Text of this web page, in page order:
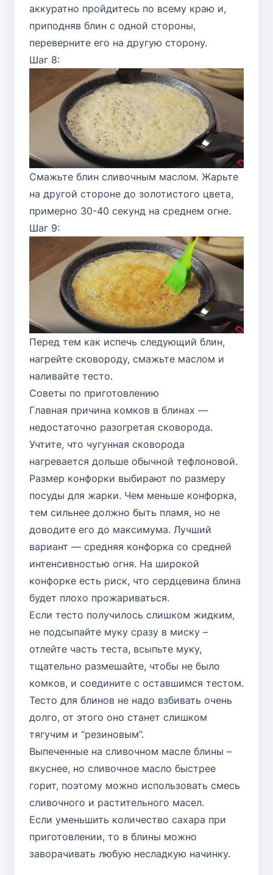
аккуратно пройдитесь по всему краю и,
приподняв блин с одной стороны,
переверните его на другую сторону.
Шаг 8:
Смажьте блин сливочным маслом. Жарьте
на другой стороне до золотистого цвета,
примерно 30-40 секунд на среднем огне.
Шаг 9:
Перед тем как испечь следующий блин,
нагрейте сковороду, смажьте маслом и
наливайте тесто.
Советы по приготовлению
Главная причина комков в блинах —
недостаточно разогретая сковорода.
Учтите, что чугунная сковорода
нагревается дольше обычной тефлоновой.
Размер конфорки выбирают по размеру
посуды для жарки. Чем меньше конфорка,
тем сильнее должно быть пламя, но не
доводите его до максимума. Лучший
вариант — средняя конфорка со средней
интенсивностью огня. На широкой
конфорке есть риск, что сердцевина блина
будет плохо прожариваться.
Если тесто получилось слишком жидким,
не подсыпайте муку сразу в миску –
отлейте часть теста, всыпьте муку,
тщательно размешайте, чтобы не было
комков, и соедините с оставшимся тестом.
Тесто для блинов не надо взбивать очень
долго, от этого оно станет слишком
тягучим и “резиновым”.
Выпеченные на сливочном масле блины –
вкуснее, но сливочное масло быстрее
горит, поэтому можно использовать смесь
сливочного и растительного масел.
Если уменьшить количество сахара при
приготовлении, то в блины можно
заворачивать любую несладкую начинку.